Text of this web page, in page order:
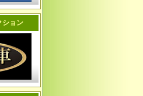
ション